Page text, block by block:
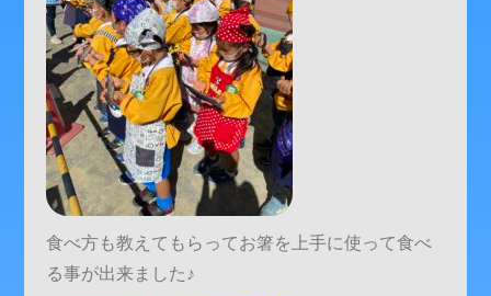
食べ方も教えてもらってお箸を上手に使って食べ
る事が出来ました♪